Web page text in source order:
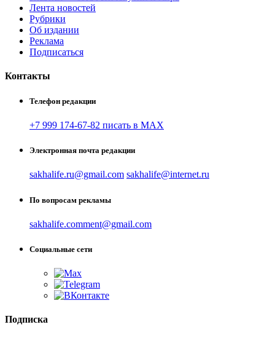
Лента новостей
Рубрики
Об издании
Реклама
Подписаться
Контакты
Телефон редакции
+7 999 174-67-82 писать в MAX
Электронная почта редакции
sakhalife.ru@gmail.com sakhalife@internet.ru
По вопросам рекламы
sakhalife.comment@gmail.com
Социальные сети
Подписка